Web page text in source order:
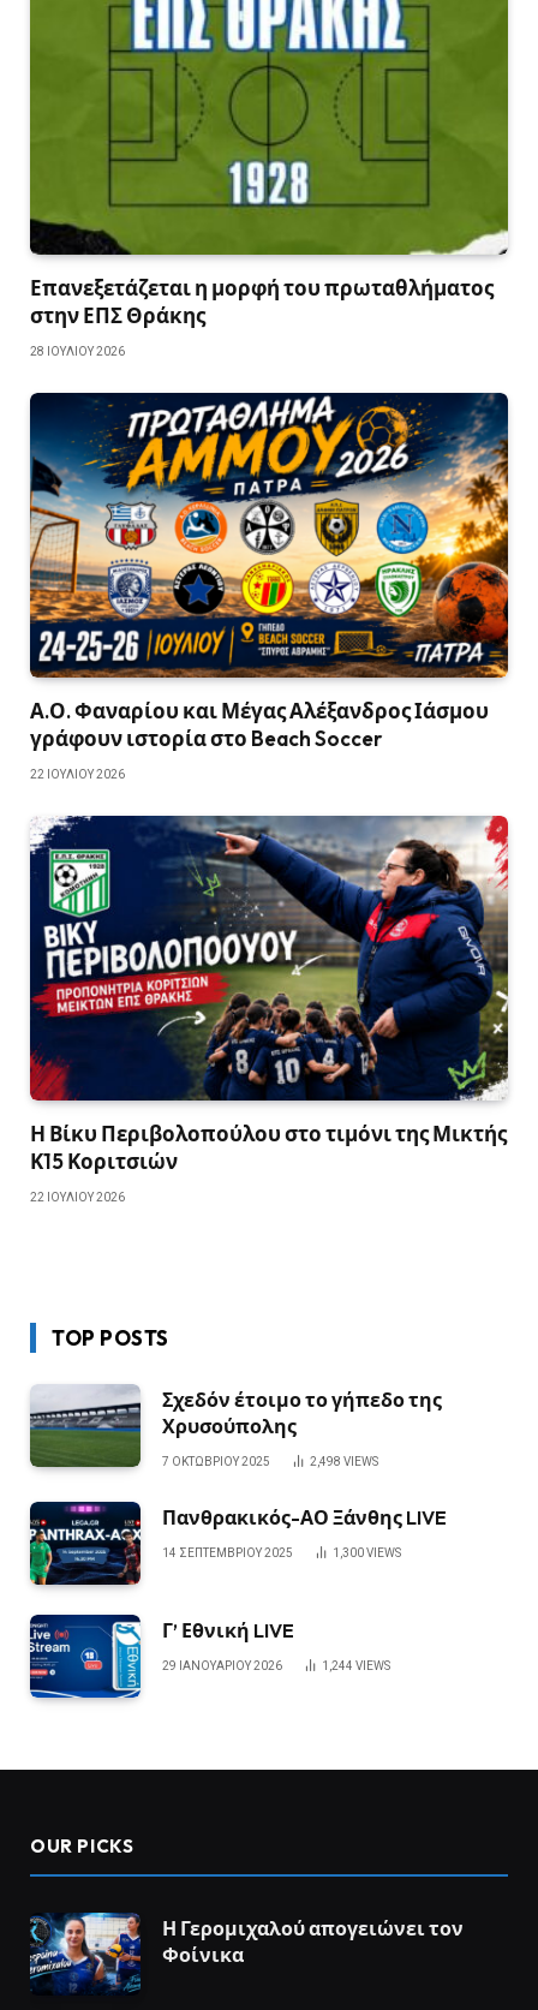
Επανεξετάζεται η μορφή του πρωταθλήματος
στην ΕΠΣ Θράκης
28 ΙΟΥΛΊΟΥ 2026
Α.Ο. Φαναρίου και Μέγας Αλέξανδρος Ιάσμου
γράφουν ιστορία στο Beach Soccer
22 ΙΟΥΛΊΟΥ 2026
Η Βίκυ Περιβολοπούλου στο τιμόνι της Μικτής
Κ15 Κοριτσιών
22 ΙΟΥΛΊΟΥ 2026
TOP POSTS
Σχεδόν έτοιμο το γήπεδο της
Χρυσούπολης
7 ΟΚΤΩΒΡΊΟΥ 2025 2,498 VIEWS
Πανθρακικός-ΑΟ Ξάνθης LIVE
14 ΣΕΠΤΕΜΒΡΊΟΥ 2025 1,300VIEWS
Γ’ Εθνική LIVE
29 ΙΑΝΟΥΑΡΊΟΥ 2026 1,244 VIEWS
OUR PICKS
Η Γερομιχαλού απογειώνει τον
Φοίνικα